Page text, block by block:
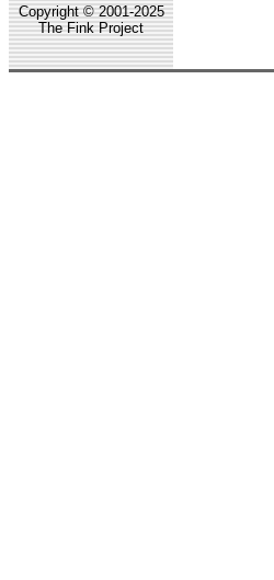
Copyright © 2001-2025
The Fink Project